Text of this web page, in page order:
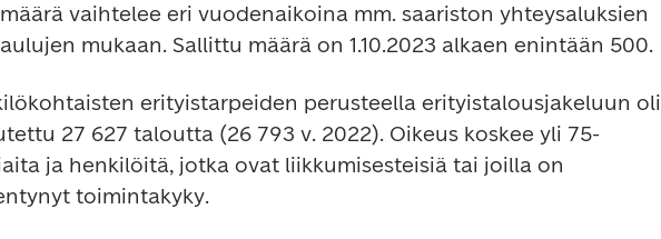
vaihtelee eri vuodenaikoina mm. saariston yhteysaluksien
mukaan. Sallittu määrä on 1.10.2023 alkaen enintään 500.
erityistarpeiden perusteella erityistalousjakeluun oli
27 627 taloutta (26 793 v. 2022). Oikeus koskee yli 75-
ja henkilöitä, jotka ovat liikkumisesteisiä tai joilla on
toimintakyky.